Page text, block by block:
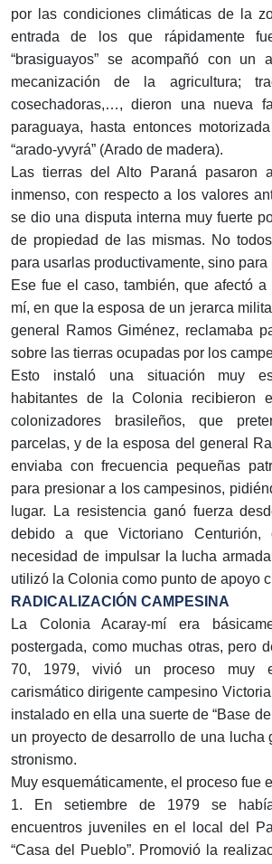
por las condiciones climáticas de la
entrada de los que rápidamente
“brasiguayos” se acompañó con un
mecanización de la agricultura;
cosechadoras,…, dieron una nueva
paraguaya, hasta entonces
“arado-yvyrá” (Arado de madera).
Las tierras del Alto Paraná pasaron
inmenso, con respecto a los valores
se dio una disputa interna muy fuerte
de propiedad de las mismas. No
para usarlas productivamente, sino para
Ese fue el caso, también, que afectó
mí, en que la esposa de un jerarca
general Ramos Giménez, reclamaba
sobre las tierras ocupadas por los
Esto instaló una situación muy
habitantes de la Colonia recibieron
colonizadores brasileños, que
parcelas, y de la esposa del general
enviaba con frecuencia pequeñas
para presionar a los campesinos,
lugar. La resistencia ganó fuerza
debido a que Victoriano Centurión,
necesidad de impulsar la lucha
utilizó la Colonia como punto de apoyo
RADICALIZACIÓN CAMPESINA
La Colonia Acaray-mí era
postergada, como muchas otras, pero
70, 1979, vivió un proceso muy
carismático dirigente campesino
instalado en ella una suerte de “Base
un proyecto de desarrollo de una lucha
stronismo.
Muy esquemáticamente, el proceso fue
1. En setiembre de 1979 se
encuentros juveniles en el local del
“Casa del Pueblo”. Promovió la